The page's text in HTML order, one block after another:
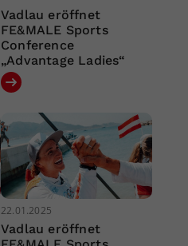
Vadlau eröffnet
FE&MALE Sports
Conference
„Advantage Ladies“
22.01.2025
Vadlau eröffnet